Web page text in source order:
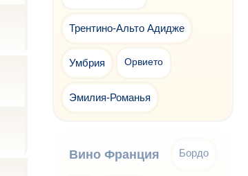
Трентино-Альто Адидже
Умбрия Орвието
Эмилия-Романья
Вино Франция Бордо